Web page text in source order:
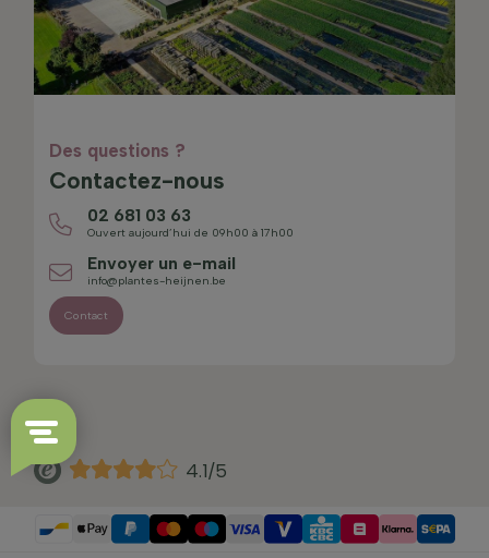
Des questions ?
Contactez-nous
02 681 03 63
Ouvert aujourd’hui de 09h00 à 17h00
Envoyer un e-mail
info@plantes-heijnen.be
Contact
4.1/5